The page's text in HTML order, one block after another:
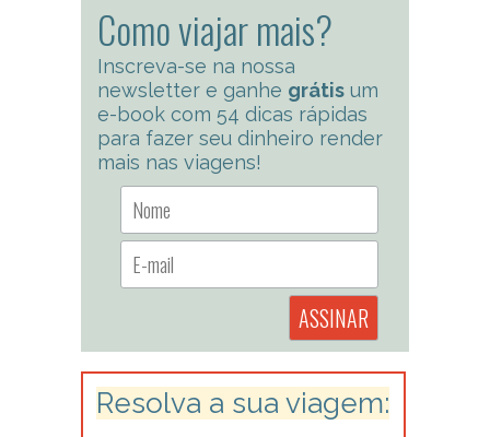
Como viajar mais?
Inscreva-se na nossa
newsletter e ganhe grátis um
e-book com 54 dicas rápidas
para fazer seu dinheiro render
mais nas viagens!
Resolva a sua viagem: